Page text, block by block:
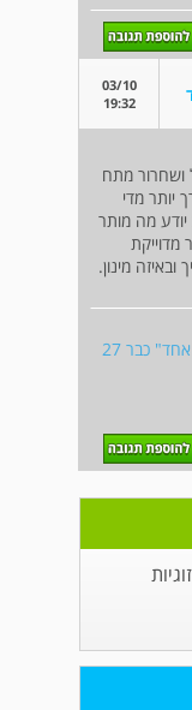
03/10
19:32
ושחרור מתח
יותר מדי
יודע מה מותר
מינון.
יוסי גולד הוא מטפל ומורה בשיטת "מוח אחד" כבר 27